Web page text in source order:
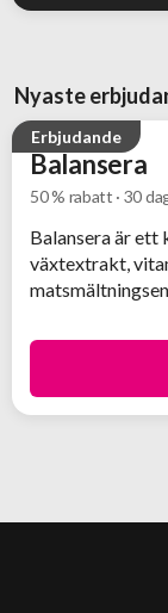
Nyaste
Erbjudande
Balansera
50 % rabatt · 30
Balansera är
växtextrakt,